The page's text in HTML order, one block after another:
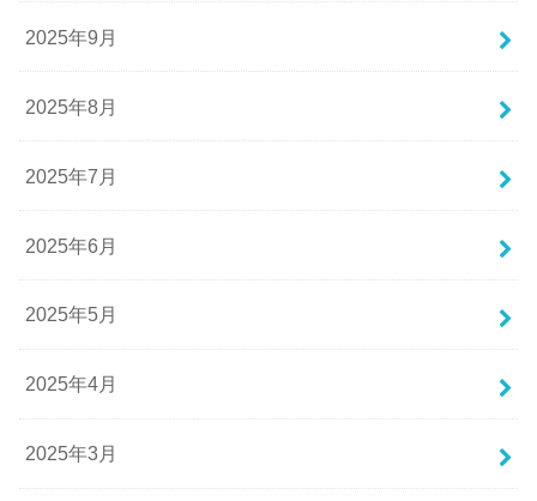
2025年9月
2025年8月
2025年7月
2025年6月
2025年5月
2025年4月
2025年3月